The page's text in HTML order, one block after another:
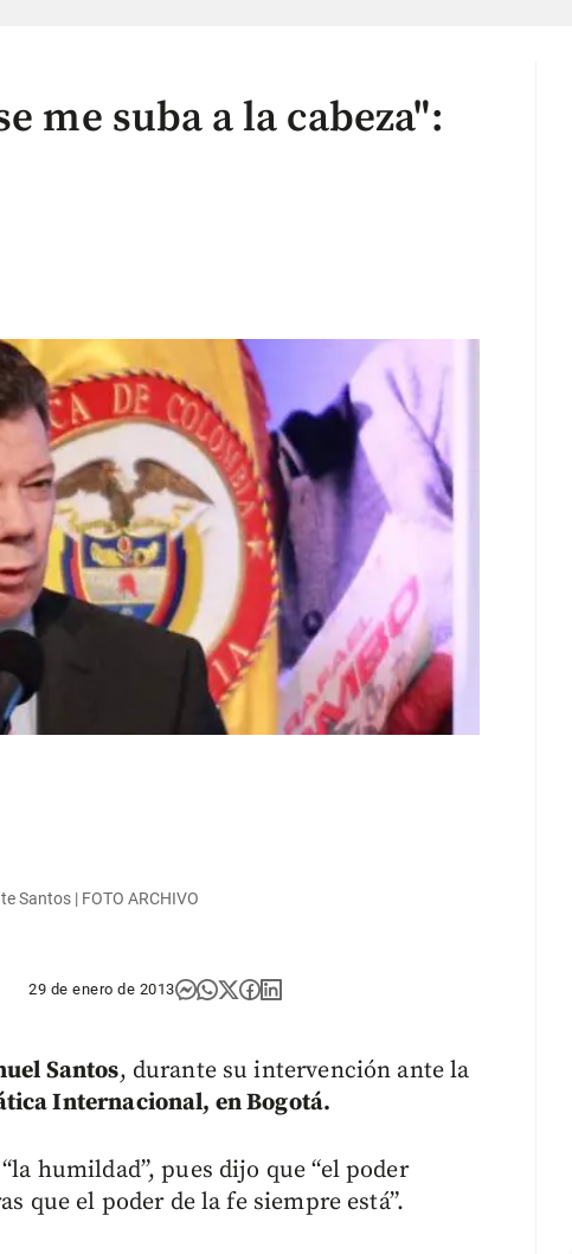
me suba a la cabeza":
Santos | FOTO ARCHIVO
29 de enero de 2013
Santos, durante su intervención ante la
Internacional, en Bogotá.
humildad”, pues dijo que “el poder
que el poder de la fe siempre está”.